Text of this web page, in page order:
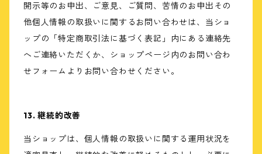
開示等のお申出、ご意見、ご質問、苦情のお申出その
他個人情報の取扱いに関するお問い合わせは、当ショ
ップの「特定商取引法に基づく表記」内にある連絡先
へご連絡いただくか、ショップページ内のお問い合わ
せフォームよりお問い合わせください。
13. 継続的改善
当ショップは、個人情報の取扱いに関する運用状況を